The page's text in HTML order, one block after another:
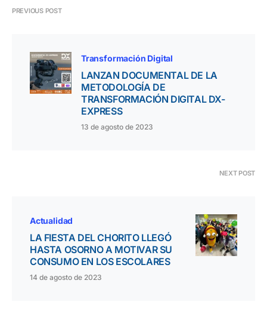
PREVIOUS POST
Transformación Digital
LANZAN DOCUMENTAL DE LA
METODOLOGÍA DE
TRANSFORMACIÓN DIGITAL DX-
EXPRESS
13 de agosto de 2023
NEXT POST
Actualidad
LA FIESTA DEL CHORITO LLEGÓ
HASTA OSORNO A MOTIVAR SU
CONSUMO EN LOS ESCOLARES
14 de agosto de 2023